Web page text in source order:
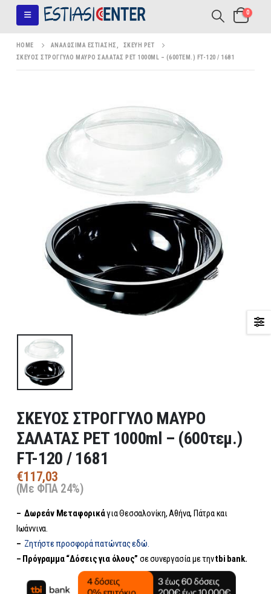
0
HOME ΑΝΑΛΏΣΙΜΑ ΕΣΤΊΑΣΗΣ
ΣΚΕΎΗ PET
ΣΚΕΥΟΣ ΣΤΡΟΓΓΥΛΟ ΜΑΥΡΟ ΣΑΛΑΤΑΣ PET 1000ML – (600ΤΕΜ.) FT-120 / 1681
ΣΚΕΥΟΣ ΣΤΡΟΓΓΥΛΟ ΜΑΥΡΟ
ΣΑΛΑΤΑΣ PET 1000ml – (600τεμ.)
FT-120 / 1681
€117,03
(Με ΦΠΑ 24%)
– Δωρεάν Μεταφορικάγια Θεσσαλονίκη, Αθήνα, Πάτρα και
Ιωάννινα.
– Ζητήστε προσφορά πατώντας εδώ.
– Πρόγραμμα “Δόσεις για όλους” σε συνεργασία με τηνtbi bank.